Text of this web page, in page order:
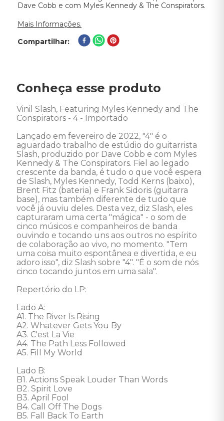
Dave Cobb e com Myles Kennedy & The Conspirators.
Mais Informações.
Compartilhar
Conheça esse produto
Vinil Slash, Featuring Myles Kennedy and The
Conspirators - 4 - Importado
Lançado em fevereiro de 2022, "4" é o
aguardado trabalho de estúdio do guitarrista
Slash, produzido por Dave Cobb e com Myles
Kennedy & The Conspirators. Fiel ao legado
crescente da banda, é tudo o que você espera
de Slash, Myles Kennedy, Todd Kerns (baixo),
Brent Fitz (bateria) e Frank Sidoris (guitarra
base), mas também diferente de tudo que
você já ouviu deles. Desta vez, diz Slash, eles
capturaram uma certa "mágica" - o som de
cinco músicos e companheiros de banda
ouvindo e tocando uns aos outros no espírito
de colaboração ao vivo, no momento. "Tem
uma coisa muito espontânea e divertida, e eu
adoro isso", diz Slash sobre "4". "É o som de nós
cinco tocando juntos em uma sala".
Repertório do LP:
Lado A:
A1. The River Is Rising
A2. Whatever Gets You By
A3. C'est La Vie
A4. The Path Less Followed
A5. Fill My World
Lado B:
B1. Actions Speak Louder Than Words
B2. Spirit Love
B3. April Fool
B4. Call Off The Dogs
B5. Fall Back To Earth